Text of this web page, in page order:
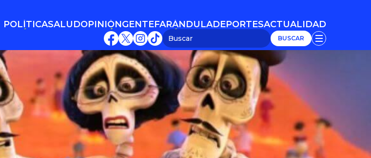
POLÍTICASALUDOPINIÓN
OPINIÓN
GENTE
GENTE
FARÁNDULA
FARÁNDULA
DEPORTESACTUALIDAD
ACTUALIDAD